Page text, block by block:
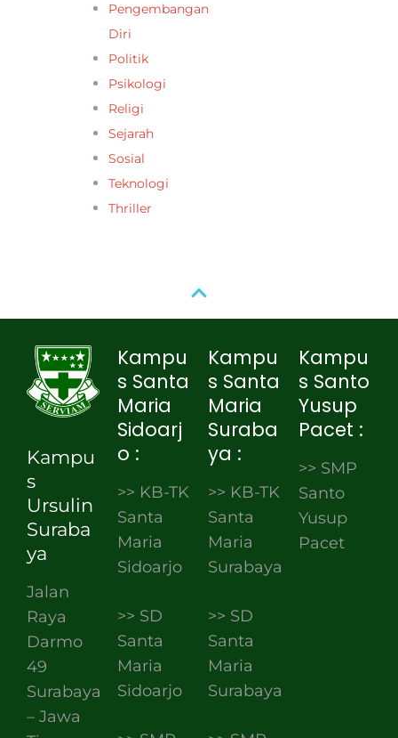
Pengembangan
Diri
Politik
Psikologi
Religi
Sejarah
Sosial
Teknologi
Thriller
Kampu
s
Ursulin
Suraba
ya
Jalan
Raya
Darmo
49
Surabaya
– Jawa
Kampu
s Santa
Maria
Sidoarj
o :
>> KB-TK
Santa
Maria
Sidoarjo
>> SD
Santa
Maria
Sidoarjo
Kampu
s Santa
Maria
Suraba
ya :
>> KB-TK
Santa
Maria
Surabaya
>> SD
Santa
Maria
Surabaya
Kampu
s Santo
Yusup
Pacet :
>> SMP
Santo
Yusup
Pacet